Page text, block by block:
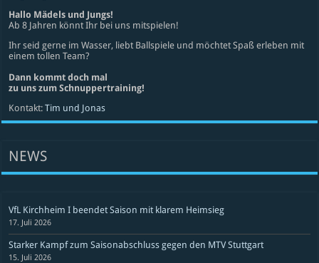
Hallo Mädels und Jungs!
Ab 8 Jahren könnt Ihr bei uns mitspielen!
Ihr seid gerne im Wasser, liebt Ballspiele und möchtet Spaß erleben mit
einem tollen Team?
Dann kommt doch mal
zu uns zum Schnuppertraining!
Kontakt:Tim und Jonas
NEWS
VfL Kirchheim I beendet Saison mit klarem Heimsieg
17. Juli 2026
Starker Kampf zum Saisonabschluss gegen den MTV Stuttgart
15. Juli 2026